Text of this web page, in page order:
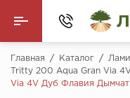
Назад
Ламинат
Главная / Каталог /
Tritty 200 Aqua Gran Via 4V
Via 4V Дуб Флавия